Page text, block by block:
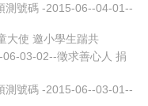
測號碼 -2015-06--04-01--
大使 邀小學生踹共
03-02--徵求善心人 捐
測號碼 -2015-06--03-01--